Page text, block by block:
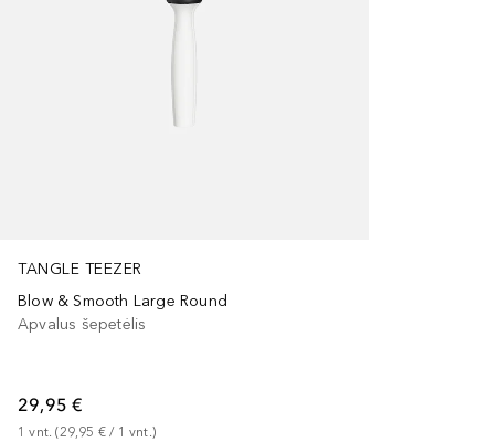
TANGLE TEEZER
Blow & Smooth Large Round
Apvalus šepetėlis
29,95 €
1 vnt. (29,95 € / 1 vnt.)